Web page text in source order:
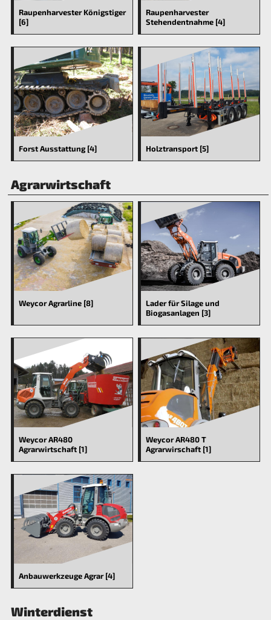
Raupenharvester Königstiger
[6]
Raupenharvester
Stehendentnahme [4]
Forst Ausstattung [4] Holztransport [5]
Agrarwirtschaft
Weycor Agrarline [8]
Lader für Silage und
Biogasanlagen [3]
Weycor AR480
Agrarwirtschaft [1]
Weycor AR480 T
Agrarwirschaft [1]
Anbauwerkzeuge Agrar [4]
Winterdienst